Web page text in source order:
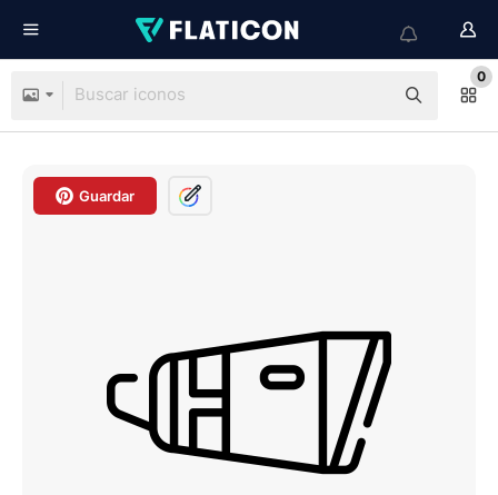
0
Guardar